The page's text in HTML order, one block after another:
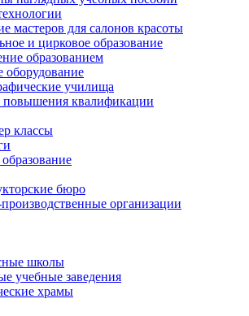
мастеров для салонов красоты
и цирковое образование
образованием
оборудование
училища
квалификации
классы
бюро
организации
школы
учебные заведения
храмы